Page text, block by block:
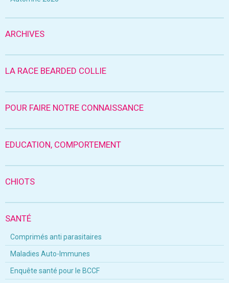
ARCHIVES
LA RACE BEARDED COLLIE
POUR FAIRE NOTRE CONNAISSANCE
EDUCATION, COMPORTEMENT
CHIOTS
SANTÉ
Comprimés anti parasitaires
Maladies Auto-Immunes
Enquête santé pour le BCCF